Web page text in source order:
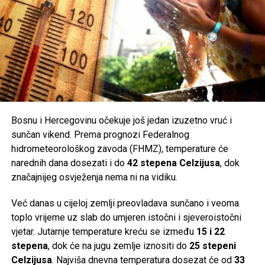
Share Post
Share
Tweet Share
Mail
POVEZANE TEME:
UP NEXT
CIK odbio ovjeru više stranaka za Opće izbore 2026: NS,
SDS i druge na čekanju zbog dugova
Zmajevi završavaju pripreme za duel sa Sjevernom
Makedonijom: Danas press-konferencije i posljednji
trening
Bosnu i Hercegovinu očekuje još jedan izuzetno vruć i
sunčan vikend. Prema prognozi Federalnog
hidrometeorološkog zavoda (FHMZ), temperature će
narednih dana dosezati i do 42 stepena Celzijusa, dok
značajnijeg osvježenja nema ni na vidiku.
Već danas u cijeloj zemlji preovladava sunčano i veoma
toplo vrijeme uz slab do umjeren istočni i sjeveroistočni
vjetar. Jutarnje temperature kreću se između 15 i 22
stepena, dok će na jugu zemlje iznositi do 25 stepeni
Celzijusa. Najviša dnevna temperatura dosezat će od 33